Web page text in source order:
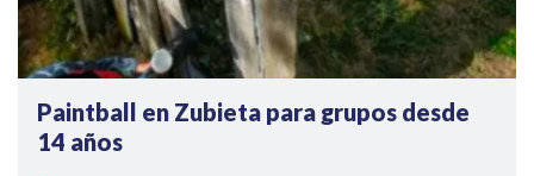
Paintball en Zubieta para grupos desde
14 años